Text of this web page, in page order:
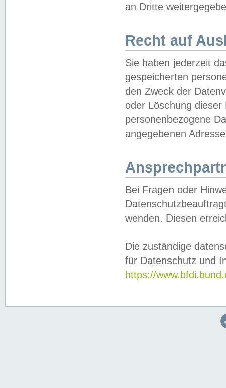
an Dritte
Recht auf
Sie haben jederzeit
gespeicherten
den Zweck der
oder Löschung
personenbezogene
angegebenen
Bei Fragen oder
wenden. Diesen
Die zuständige
für Datenschutz und
https://